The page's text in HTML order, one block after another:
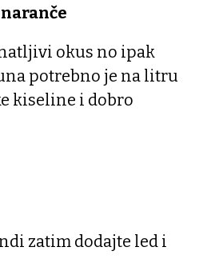
okus no ipak
potrebno je na litru
kiseline i dobro
zatim dodajte led i